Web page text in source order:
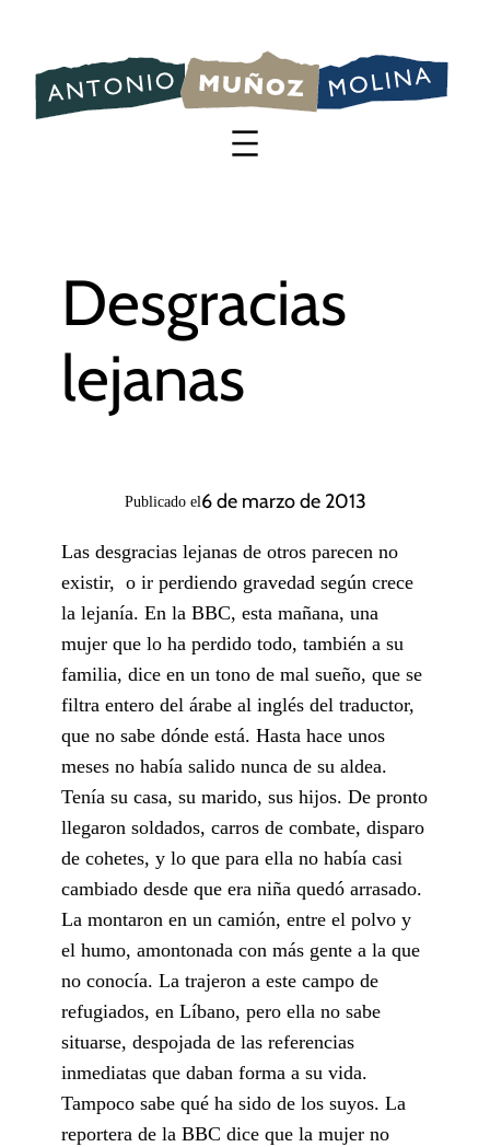
contenido
Desgracias
lejanas
Publicado el6 de marzo de 2013
Las desgracias lejanas de otros parecen no
existir, o ir perdiendo gravedad según crece
la lejanía. En la BBC, esta mañana, una
mujer que lo ha perdido todo, también a su
familia, dice en un tono de mal sueño, que se
filtra entero del árabe al inglés del traductor,
que no sabe dónde está. Hasta hace unos
meses no había salido nunca de su aldea.
Tenía su casa, su marido, sus hijos. De pronto
llegaron soldados, carros de combate, disparo
de cohetes, y lo que para ella no había casi
cambiado desde que era niña quedó arrasado.
La montaron en un camión, entre el polvo y
el humo, amontonada con más gente a la que
no conocía. La trajeron a este campo de
refugiados, en Líbano, pero ella no sabe
situarse, despojada de las referencias
inmediatas que daban forma a su vida.
Tampoco sabe qué ha sido de los suyos. La
reportera de la BBC dice que la mujer no